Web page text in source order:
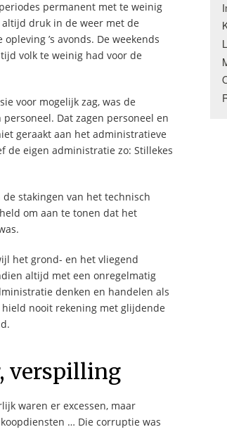
permanent met te weinig
druk in de weer met de
’s avonds. De weekends
volk te weinig had voor de
voor mogelijk zag, was de
Dat zagen personeel en
geraakt aan het administratieve
de eigen administratie zo: Stillekes
stakingen van het technisch
om aan te tonen dat het
het grond- en het vliegend
altijd met een onregelmatig
denken en handelen als
nooit rekening met glijdende
verspilling
waren er excessen, maar
… Die corruptie was